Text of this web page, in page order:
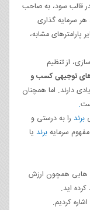
قالب سود، به صاحب
هر سرمایه گذاری
پارامترهای مشابه،
از تنظیم
توجیهی کسب و
دارند. اما همچنان
.
برند را به درستی و
سرمایهبرند یا
هایی همچون ارزش
اید.
اشاره کردیم.